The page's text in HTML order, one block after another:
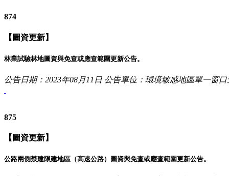
874
【圖資更新】
林業試驗林地圖資與免查或應查範圍更新公告。
公告日期：2023年08月11日 公告單位：環境敏感地區單一窗
875
【圖資更新】
公路兩側禁建限建地區（高速公路）圖資與免查或應查範圍更新公告。